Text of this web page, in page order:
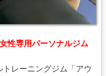
性専用パーソナルジム
レーニングジム「アウ